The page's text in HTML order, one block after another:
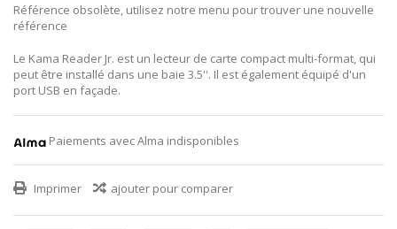
Référence obsolète, utilisez notre menu pour trouver une nouvelle
référence
Le Kama Reader Jr. est un lecteur de carte compact multi-format, qui
peut être installé dans une baie 3.5''. Il est également équipé d'un
port USB en façade.
Paiements avec Alma indisponibles
Imprimer ajouter pour comparer